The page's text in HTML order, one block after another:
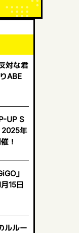
対な君
ABE
UP S
2025年
！
」
15日
ルルー